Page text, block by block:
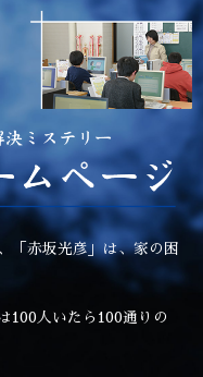
「赤坂光彦」は、家の困
100人いたら100通りの